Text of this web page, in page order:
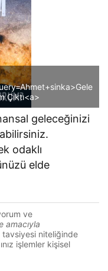
Çıktı<a>
geleceğinizi
odaklı
elde
ve
amacıyla
tavsiyesi niteliğinde
işlemler kişisel